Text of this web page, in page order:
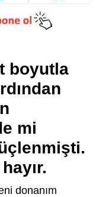
boyutla
mi
donanım